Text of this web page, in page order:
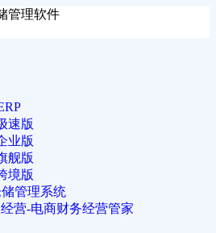
速版
业版
舰版
境版
管理系统
营-电商财务经营管家